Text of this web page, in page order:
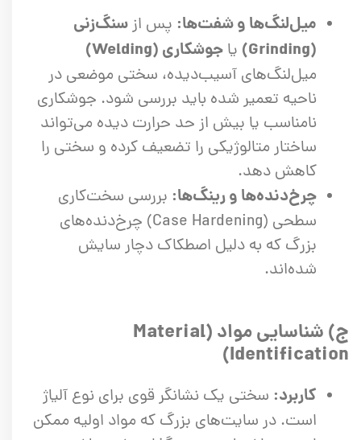
میل‌لنگ‌ها و شفت‌ها: پس ازسنگ‌زنی
(Grinding)
یا جوشکاری (Welding)
میل‌لنگ‌های آسیب‌دیده، سختی موضعی در
ناحیه تعمیر شده باید بررسی شود. جوشکاری
نامناسب یا بیش از حد حرارت دیده می‌تواند
ساختار متالوژیکی را تضعیف کرده و سختی را
کاهش دهد.
چرخ‌دنده‌ها و رینگ‌ها: بررسی سخت‌کاری
سطحی (Case Hardening) چرخ‌دنده‌های
بزرگ که به دلیل اصطکاک دچار سایش
شده‌اند.
ج) شناسایی مواد (Material
Identification)
کاربرد: سختی یک نشانگر قوی برای نوع آلیاژ
است. در سایت‌های بزرگ که مواد اولیه ممکن